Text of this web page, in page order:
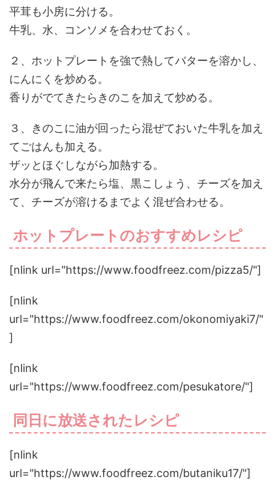
平茸も小房に分ける。
牛乳、水、コンソメを合わせておく。
２、ホットプレートを強で熱してバターを溶かし、
にんにくを炒める。
香りがでてきたらきのこを加えて炒める。
３、きのこに油が回ったら混ぜておいた牛乳を加え
てごはんも加える。
ザッとほぐしながら加熱する。
水分が飛んで来たら塩、黒こしょう、チーズを加え
て、チーズが溶けるまでよく混ぜ合わせる。
ホットプレートのおすすめレシピ
[nlink url="https://www.foodfreez.com/pizza5/"]
[nlink
url="https://www.foodfreez.com/okonomiyaki7/"
]
[nlink
url="https://www.foodfreez.com/pesukatore/"]
同日に放送されたレシピ
[nlink
url="https://www.foodfreez.com/butaniku17/"]